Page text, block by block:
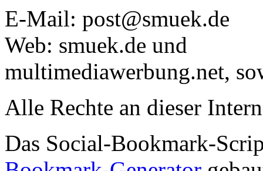
E-Mail: post@smuek.de
Web: smuek.de und
multimediawerbung.net,
Alle Rechte an dieser
Das Social-Bookmark-